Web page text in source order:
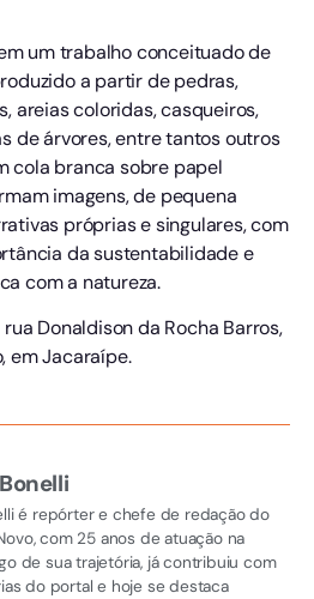
um trabalho conceituado de
a partir de pedras,
areias coloridas, casqueiros,
de árvores, entre tantos outros
cola branca sobre papel
imagens, de pequena
próprias e singulares, com
da sustentabilidade e
com a natureza.
Donaldison da Rocha Barros,
em Jacaraípe.
é repórter e chefe de redação do
com 25 anos de atuação na
de sua trajetória, já contribuiu com
do portal e hoje se destaca